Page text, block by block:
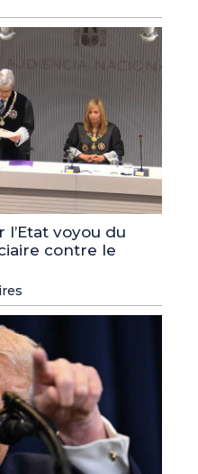
l’Etat voyou du
contre le